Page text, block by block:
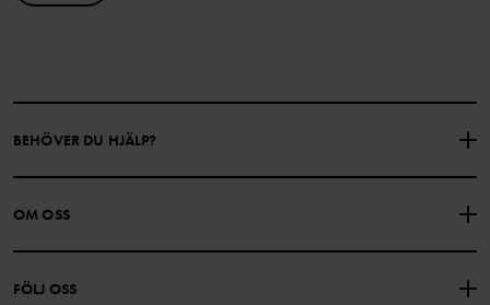
BEHÖVER DU HJÄLP?
KONTAKTA OSS
PRESENTKORTSALDO KÖPVILLKOR
INTEGRITETSPOLICY
OM OSS
FÖLJ OSS